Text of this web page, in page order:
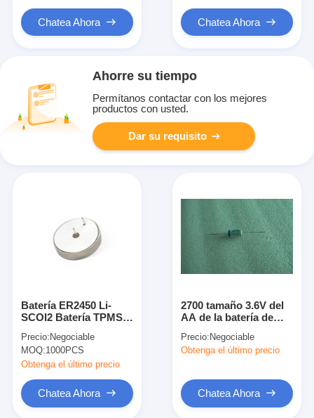
Chatea Ahora Chatea Ahora
Ahorre su tiempo
Permítanos contactar con los mejores
productos con usted.
Dar su requisito
Batería ER2450 Li-
SCOI2 Batería TPMS
de botón de litio de
500 mAh
Precio: Negociable
MOQ:1000PCS
Obtenga el último precio
Chatea Ahora
2700 tamaño 3.6V del
AA de la batería de
misil inalámbrico del
sensor
Precio: Negociable
Obtenga el último precio
Chatea Ahora